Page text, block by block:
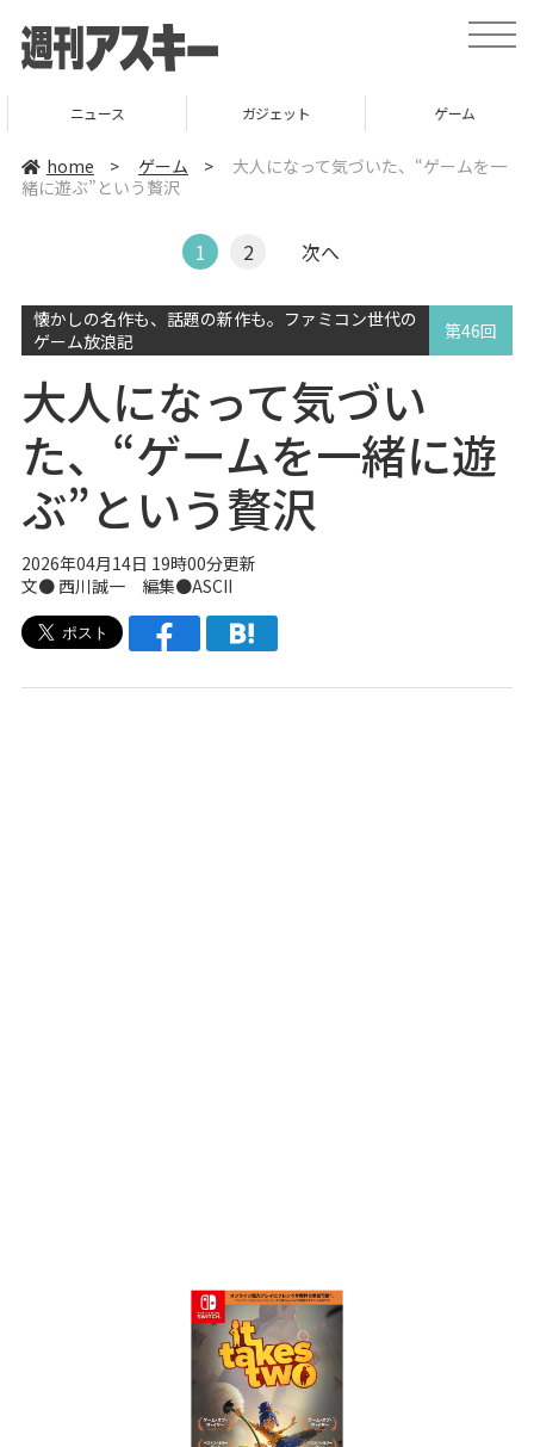
t
o
v
ニュース ガジェット ゲーム
home > ゲーム >
大人になって気づいた、“ゲームを一
緒に遊ぶ”という贅沢
1 2 次へ
懐かしの名作も、話題の新作も。ファミコン世代の
ゲーム放浪記
第46回
大人になって気づい
た、“ゲームを一緒に遊
ぶ”という贅沢
2026年04月14日 19時00分更新
文● 西川誠一 編集●ASCII